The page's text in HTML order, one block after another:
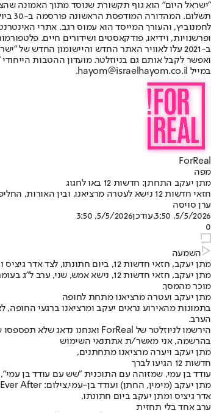
"ישראל היום" הוא גוף תקשורת שנוסד מתוך האמונה
ופרשנויות, וידיאו, פודקאסטים ושידורים חיים.
ב-2021 עלו לאוויר האתר החדש והיישומון החדש
ואפשר לקבל אותם גם בניוזלטר. מועדון ההטבות
במייל hayom@israelhayom.co.il.
ForReal
מפה
מתן יעקב התחתן: חדשות 12 באו לחגוג
חזאי חדשות 12 נישא לעטרה מרציאנו, ובין האורות, החליפה וההינומה נצפו גם כמה פרצופים מוכרים מאוד מהמסך
ערן סויסה
5/5/2026, 3:50
,עודכן5/5/2026, 3:50
0
השמעה
מתן יעקב, חזאי חדשות 12, ביום חתונתו, לצד אדר גיציס ועודד בן-עמי. צילום: Ever After
מתן יעקב, חזאי חדשות 12, נישא אמש, שני, ערב ל"ג בעומר, לבת זוגו
מוכר מהמסך.
מתן יעקב ועטרה מרציאנו מתחת לחופה
בתמונות מהאירוע נראים יעקב ומרציאנו ברגעי
הערב.
הירשמו לניוזלטר של ForReal ואנחנו נדאג שלא תפספסו שום דבר חשוב!
בהרשמה, אני מאשר/ת אתתנאי השימוש
מתן יעקב ויערה מרציאנו מתחתנים,
חדשות 12 הגיעו לברך
עודד בן עמי, שמזוהה עם התוכנית "שש עם עודד בן עמי",
מתן יעקב (מימין, החתן) ועודד בן-עמי,צילום: Ever After
אדר גיציס ומתן יעקב ביום חתונתו,
ערב אחד בלי תחזית